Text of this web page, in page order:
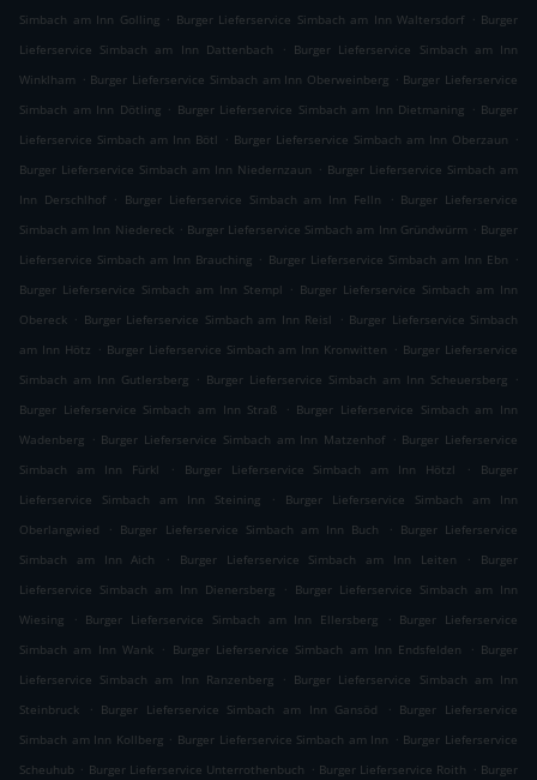
Simbach am Inn Golling . Burger Lieferservice Simbach am Inn Waltersdorf . Burger
Lieferservice Simbach am Inn Dattenbach
. Burger Lieferservice Simbach am Inn
Winklham . Burger Lieferservice Simbach am Inn Oberweinberg . Burger Lieferservice
Simbach am Inn Dötling . Burger Lieferservice Simbach am Inn Dietmaning . Burger
Lieferservice Simbach am Inn Bötl . Burger Lieferservice Simbach am Inn Oberzaun .
Burger Lieferservice Simbach am Inn Niedernzaun . Burger Lieferservice Simbach am
Inn Derschlhof . Burger Lieferservice Simbach am Inn Felln . Burger Lieferservice
Simbach am Inn Niedereck . Burger Lieferservice Simbach am Inn Gründwürm . Burger
Lieferservice Simbach am Inn Brauching . Burger Lieferservice Simbach am Inn Ebn .
Burger Lieferservice Simbach am Inn Stempl . Burger Lieferservice Simbach am Inn
Obereck . Burger Lieferservice Simbach am Inn Reisl . Burger Lieferservice Simbach
am Inn Hötz . Burger Lieferservice Simbach am Inn Kronwitten . Burger Lieferservice
Simbach am Inn Gutlersberg . Burger Lieferservice Simbach am Inn Scheuersberg .
Burger Lieferservice Simbach am Inn Straß
. Burger Lieferservice Simbach am Inn
Wadenberg . Burger Lieferservice Simbach am Inn Matzenhof . Burger Lieferservice
Simbach am Inn Fürkl
. Burger Lieferservice Simbach am Inn Hötzl .
Burger
Lieferservice Simbach am Inn Steining
.
Burger Lieferservice Simbach am Inn
Oberlangwied
. Burger Lieferservice Simbach am Inn Buch . Burger Lieferservice
Simbach am Inn Aich
. Burger Lieferservice Simbach am Inn Leiten .
Burger
Lieferservice Simbach am Inn Dienersberg
. Burger Lieferservice Simbach am Inn
Wiesing
. Burger Lieferservice Simbach am Inn Ellersberg . Burger Lieferservice
Simbach am Inn Wank . Burger Lieferservice Simbach am Inn Endsfelden . Burger
Lieferservice Simbach am Inn Ranzenberg
. Burger Lieferservice Simbach am Inn
Steinbruck
. Burger Lieferservice Simbach am Inn Gansöd . Burger Lieferservice
Simbach am Inn Kollberg . Burger Lieferservice Simbach am Inn . Burger Lieferservice
Scheuhub . Burger Lieferservice Unterrothenbuch . Burger Lieferservice Roith . Burger